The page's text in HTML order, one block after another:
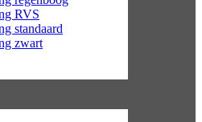
RVS
standaard
zwart